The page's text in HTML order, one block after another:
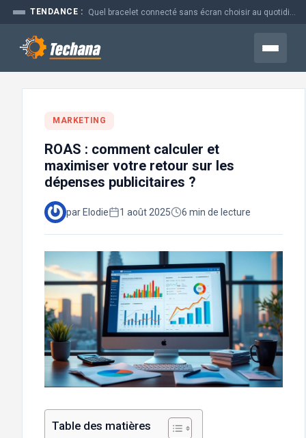
Aller
contenu
TENDANCE :
Menu
MARKETING
ROAS : comment calculer et
maximiser votre retour sur les
dépenses publicitaires ?
par Elodie 1 août 2025 6 min de lecture
Table des matières